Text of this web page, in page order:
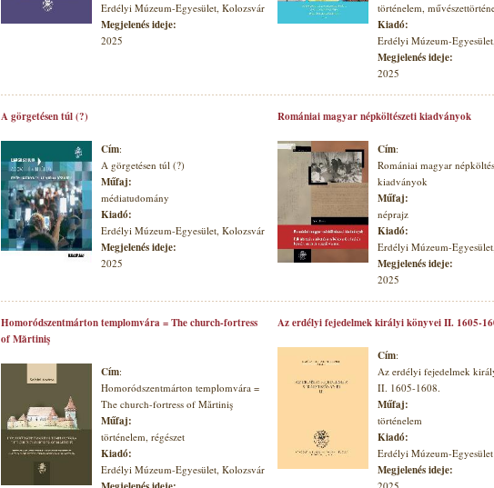
Erdélyi Múzeum-Egyesület, Kolozsvár
Megjelenés ideje:
2025
történelem,
Kiadó:
Erdélyi Múzeum-
Megjelenés ideje:
2025
A görgetésen túl (?)
Cím:
A görgetésen túl (?)
Műfaj:
médiatudomány
Kiadó:
Erdélyi Múzeum-Egyesület, Kolozsvár
Megjelenés ideje:
2025
Romániai magyar népköltészeti kiadványok
Cím:
Romániai magyar
kiadványok
Műfaj:
néprajz
Kiadó:
Erdélyi Múzeum-
Megjelenés ideje:
2025
Homoródszentmárton templomvára = The church-fortress
of Mărtiniş
Cím:
Homoródszentmárton templomvára =
The church-fortress of Mărtiniş
Műfaj:
történelem, régészet
Kiadó:
Erdélyi Múzeum-Egyesület, Kolozsvár
Az erdélyi fejedelmek királyi könyvei II. 1605-
Cím:
Az erdélyi fejedelmek
II. 1605-1608.
Műfaj:
történelem
Kiadó:
Erdélyi Múzeum-Egyesület
Megjelenés ideje: